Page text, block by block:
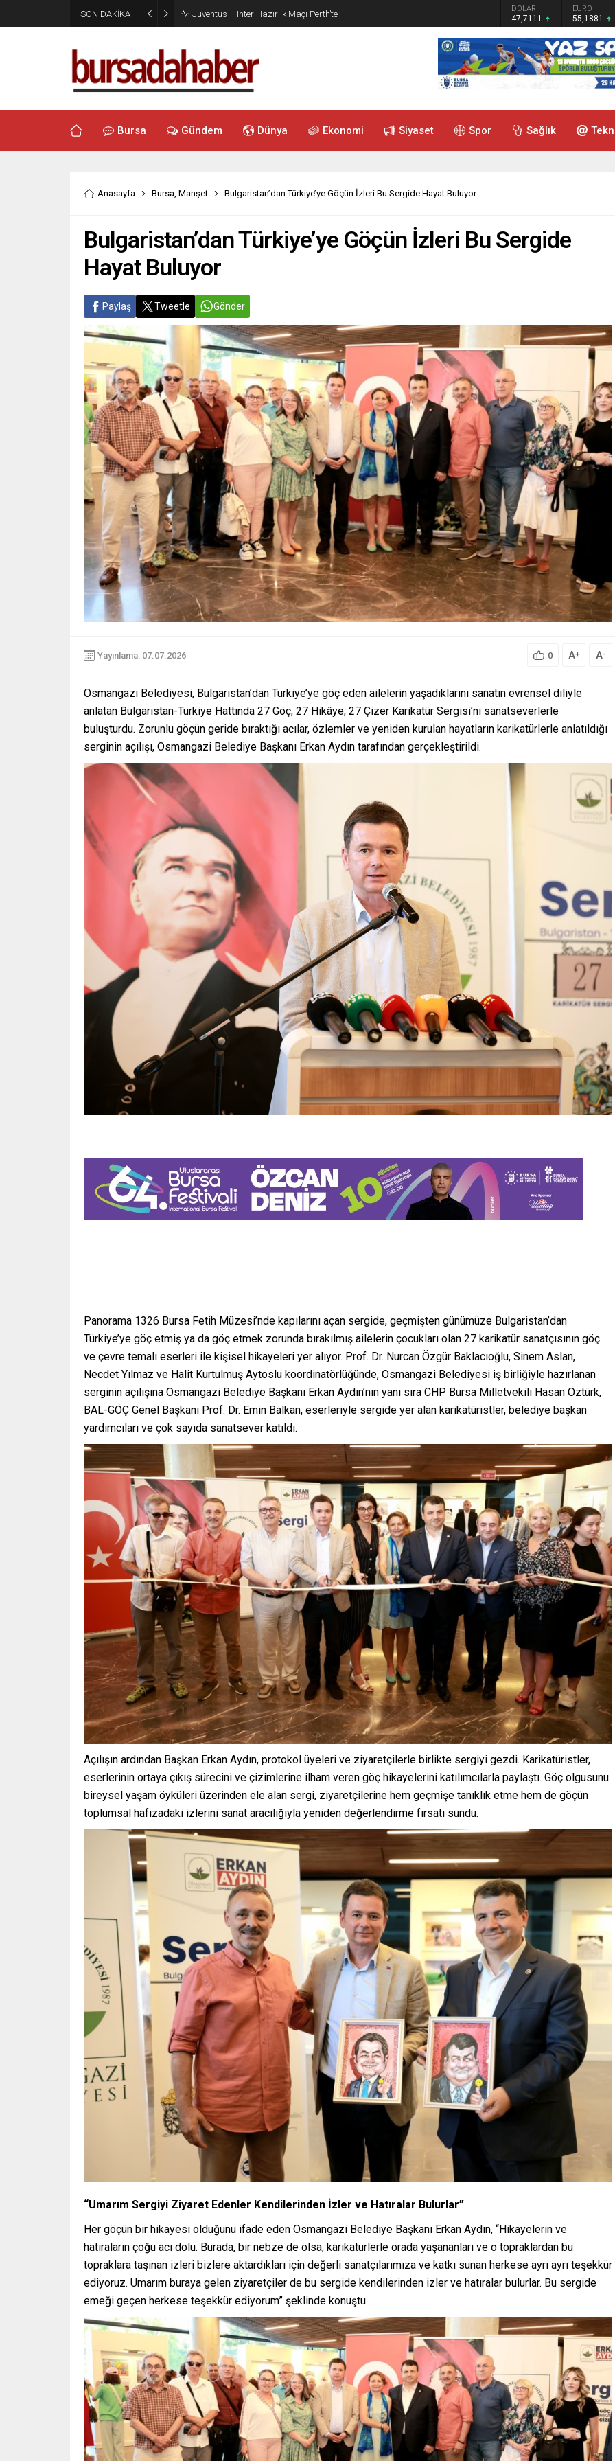
SON DAKİKA Juventus – Inter Hazırlık Maçı Perth’te DOLAR
47,7111
EURO
55,1881
Bursa Gündem Dünya Ekonomi Siyaset Spor Sağlık
Anasayfa Bursa, Manşet Bulgaristan’dan Türkiye’ye Göçün İzleri Bu Sergide Hayat Buluyor
Bulgaristan’dan Türkiye’ye Göçün İzleri Bu Sergide
Hayat Buluyor
Paylaş Tweetle Gönder
Yayınlama: 07.07.2026 0 A+ A-
Osmangazi Belediyesi, Bulgaristan’dan Türkiye’ye göç eden ailelerin yaşadıklarını sanatın evrensel diliyle
anlatan Bulgaristan-Türkiye Hattında 27 Göç, 27 Hikâye, 27 Çizer Karikatür Sergisi’ni sanatseverlerle
buluşturdu. Zorunlu göçün geride bıraktığı acılar, özlemler ve yeniden kurulan hayatların karikatürlerle anlatıldığı
serginin açılışı, Osmangazi Belediye Başkanı Erkan Aydın tarafından gerçekleştirildi.
Panorama 1326 Bursa Fetih Müzesi’nde kapılarını açan sergide, geçmişten günümüze Bulgaristan’dan
Türkiye’ye göç etmiş ya da göç etmek zorunda bırakılmış ailelerin çocukları olan 27 karikatür sanatçısının göç
ve çevre temalı eserleri ile kişisel hikayeleri yer alıyor. Prof. Dr. Nurcan Özgür Baklacıoğlu, Sinem Aslan,
Necdet Yılmaz ve Halit Kurtulmuş Aytoslu koordinatörlüğünde, Osmangazi Belediyesi iş birliğiyle hazırlanan
serginin açılışına Osmangazi Belediye Başkanı Erkan Aydın’nın yanı sıra CHP Bursa Milletvekili Hasan Öztürk,
BAL-GÖÇ Genel Başkanı Prof. Dr. Emin Balkan, eserleriyle sergide yer alan karikatüristler, belediye başkan
yardımcıları ve çok sayıda sanatsever katıldı.
Açılışın ardından Başkan Erkan Aydın, protokol üyeleri ve ziyaretçilerle birlikte sergiyi gezdi. Karikatüristler,
eserlerinin ortaya çıkış sürecini ve çizimlerine ilham veren göç hikayelerini katılımcılarla paylaştı. Göç olgusunu
bireysel yaşam öyküleri üzerinden ele alan sergi, ziyaretçilerine hem geçmişe tanıklık etme hem de göçün
toplumsal hafızadaki izlerini sanat aracılığıyla yeniden değerlendirme fırsatı sundu.
“Umarım Sergiyi Ziyaret Edenler Kendilerinden İzler ve Hatıralar Bulurlar”
Her göçün bir hikayesi olduğunu ifade eden Osmangazi Belediye Başkanı Erkan Aydın, “Hikayelerin ve
hatıraların çoğu acı dolu. Burada, bir nebze de olsa, karikatürlerle orada yaşananları ve o topraklardan bu
topraklara taşınan izleri bizlere aktardıkları için değerli sanatçılarımıza ve katkı sunan herkese ayrı ayrı teşekkür
ediyoruz. Umarım buraya gelen ziyaretçiler de bu sergide kendilerinden izler ve hatıralar bulurlar. Bu sergide
emeği geçen herkese teşekkür ediyorum” şeklinde konuştu.